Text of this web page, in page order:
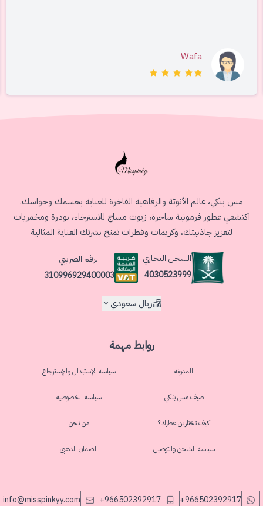
Wafa
روابط مهمة
المدونة
صيف مس بنكي
كيف تختارين عطرك؟
سياسة الشحن والتوصيل
سياسة الإستبدال والإسترجاع
سياسة الخصوصية
من نحن
الضمان الذهبي
مس بنكي، عالم الأنوثة والرفاهية الفاخرة للعناية بجسمك وحواسك.
اكتشفي عطور فرمونية ساحرة، زيوت مساج للاسترخاء، بودرة ومخمريات
لتعزيز جاذبيتك، وكريمات وقطرات تمنح بشرتك العناية المثالية
السجل التجاري
4030523999
الرقم الضريبي
310996929400003
ريال سعودي
+966502392917
+966502392917
info@misspinkyy.com